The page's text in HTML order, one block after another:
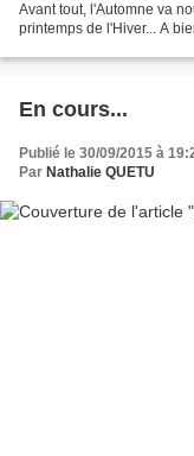
Avant tout, l'Automne va
printemps de l'Hiver... A
En cours...
Publié le 30/09/2015 à
Par Nathalie QUETU